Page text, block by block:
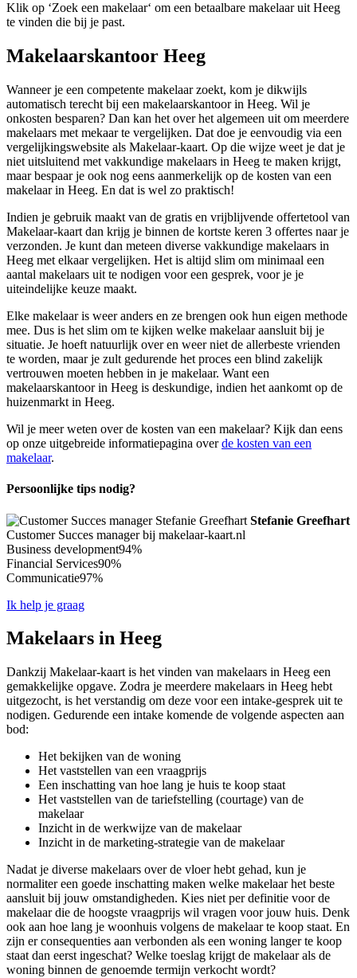
Klik op ‘Zoek een makelaar‘ om een betaalbare makelaar uit Heeg
te vinden die bij je past.
Makelaarskantoor Heeg
Wanneer je een competente makelaar zoekt, kom je dikwijls
automatisch terecht bij een makelaarskantoor in Heeg. Wil je
onkosten besparen? Dan kan het over het algemeen uit om meerdere
makelaars met mekaar te vergelijken. Dat doe je eenvoudig via een
vergelijkingswebsite als Makelaar-kaart. Op die wijze weet je dat je
niet uitsluitend met vakkundige makelaars in Heeg te maken krijgt,
maar bespaar je ook nog eens aanmerkelijk op de kosten van een
makelaar in Heeg. En dat is wel zo praktisch!
Indien je gebruik maakt van de gratis en vrijblijvende offertetool van
Makelaar-kaart dan krijg je binnen de kortste keren 3 offertes naar je
verzonden. Je kunt dan meteen diverse vakkundige makelaars in
Heeg met elkaar vergelijken. Het is altijd slim om minimaal een
aantal makelaars uit te nodigen voor een gesprek, voor je je
uiteindelijke keuze maakt.
Elke makelaar is weer anders en ze brengen ook hun eigen methode
mee. Dus is het slim om te kijken welke makelaar aansluit bij je
situatie. Je hoeft natuurlijk over en weer niet de allerbeste vrienden
te worden, maar je zult gedurende het proces een blind zakelijk
vertrouwen moeten hebben in je makelaar. Want een
makelaarskantoor in Heeg is deskundige, indien het aankomt op de
huizenmarkt in Heeg.
Wil je meer weten over de kosten van een makelaar? Kijk dan eens
op onze uitgebreide informatiepagina overde kosten van een
makelaar.
Persoonlijke tips nodig?
Stefanie Greefhart
Customer Succes manager bij makelaar-kaart.nl
Business development94%
Financial Services90%
Communicatie97%
Ik help je graag
Makelaars in Heeg
Dankzij Makelaar-kaart is het vinden van makelaars in Heeg een
gemakkelijke opgave. Zodra je meerdere makelaars in Heeg hebt
uitgezocht, is het verstandig om deze voor een intake-gesprek uit te
nodigen. Gedurende een intake komende de volgende aspecten aan
bod:
Het bekijken van de woning
Het vaststellen van een vraagprijs
Een inschatting van hoe lang je huis te koop staat
Het vaststellen van de tariefstelling (courtage) van de
makelaar
Inzicht in de werkwijze van de makelaar
Inzicht in de marketing-strategie van de makelaar
Nadat je diverse makelaars over de vloer hebt gehad, kun je
normaliter een goede inschatting maken welke makelaar het beste
aansluit bij jouw omstandigheden. Kies niet per definitie voor de
makelaar die de hoogste vraagprijs wil vragen voor jouw huis. Denk
ook aan hoe lang je woonhuis volgens de makelaar te koop staat. En
zijn er consequenties aan verbonden als een woning langer te koop
staat dan eerst ingeschat? Welke toeslag krijgt de makelaar als de
woning binnen de genoemde termijn verkocht wordt?